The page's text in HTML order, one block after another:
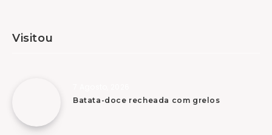
Visitou
Batata-doce recheada com grelos